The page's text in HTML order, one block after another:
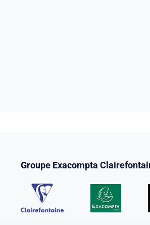
Groupe Exacompta